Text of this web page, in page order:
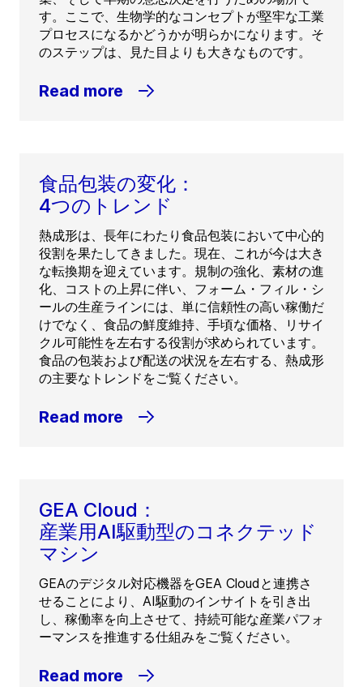
す。ここで、生物学的なコンセプトが堅牢な工業
プロセスになるかどうかが明らかになります。そ
のステップは、見た目よりも大きなものです。
Read more
食品包装の変化：
4つのトレンド
熱成形は、長年にわたり食品包装において中心的
役割を果たしてきました。現在、これが今は大き
な転換期を迎えています。規制の強化、素材の進
化、コストの上昇に伴い、フォーム・フィル・シ
ールの生産ラインには、単に信頼性の高い稼働だ
けでなく、食品の鮮度維持、手頃な価格、リサイ
クル可能性を左右する役割が求められています。
食品の包装および配送の状況を左右する、熱成形
の主要なトレンドをご覧ください。
Read more
GEA Cloud：
産業用AI駆動型のコネクテッド
マシン
GEAのデジタル対応機器をGEA Cloudと連携さ
せることにより、AI駆動のインサイトを引き出
し、稼働率を向上させて、持続可能な産業パフォ
ーマンスを推進する仕組みをご覧ください。
Read more